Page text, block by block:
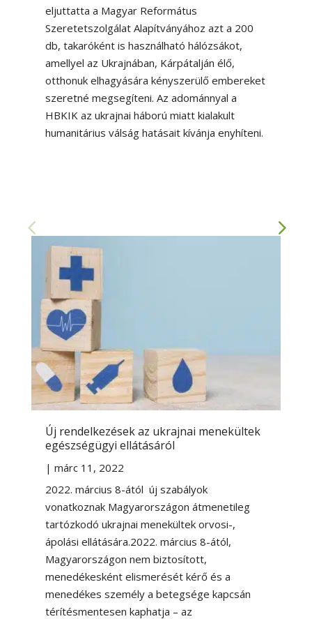
eljuttatta a Magyar Református
Szeretetszolgálat Alapítványához azt a 200
db, takaróként is használható hálózsákot,
amellyel az Ukrajnában, Kárpátalján élő,
otthonuk elhagyására kényszerülő embereket
szeretné megsegíteni. Az adománnyal a
HBKIK az ukrajnai háború miatt kialakult
humanitárius válság hatásait kívánja enyhíteni.
Új rendelkezések az ukrajnai menekültek
egészségügyi ellátásáról
| márc 11, 2022
2022. március 8-ától új szabályok
vonatkoznak Magyarországon átmenetileg
tartózkodó ukrajnai menekültek orvosi-,
ápolási ellátására.2022. március 8-ától,
Magyarországon nem biztosított,
menedékesként elismerését kérő és a
menedékes személy a betegsége kapcsán
térítésmentesen kaphatja – az